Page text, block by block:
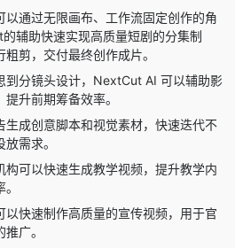
以通过无限画布、工作流固定创作的角
辅助快速实现高质量短剧的分集制
剪，交付最终创作成片。
到分镜头设计，NextCut AI 可以辅助影
升前期筹备效率。
生成创意脚本和视觉素材，快速迭代不
需求。
构可以快速生成教学视频，提升教学内
以快速制作高质量的宣传视频，用于官
广。